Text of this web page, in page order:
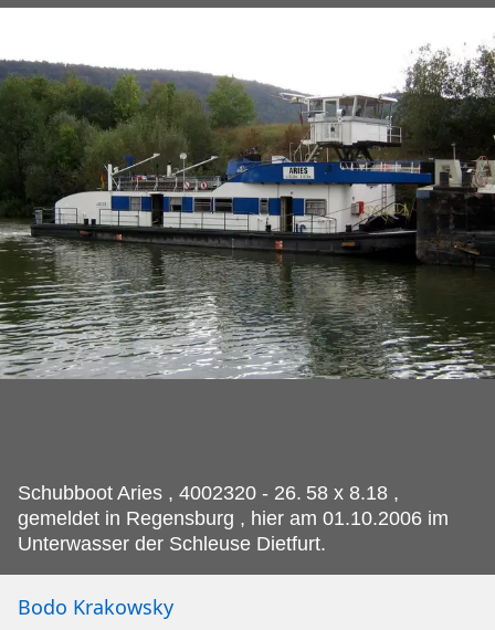
Schubboot Aries , 4002320 - 26. 58 x 8.18 ,
gemeldet in Regensburg , hier am 01.10.2006 im
Unterwasser der Schleuse Dietfurt.
Bodo Krakowsky